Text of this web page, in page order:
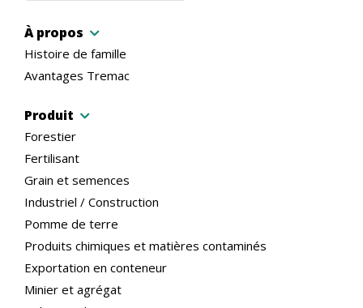
À propos
Histoire de famille
Avantages Tremac
Produit
Forestier
Fertilisant
Grain et semences
Industriel / Construction
Pomme de terre
Produits chimiques et matières contaminés
Exportation en conteneur
Minier et agrégat